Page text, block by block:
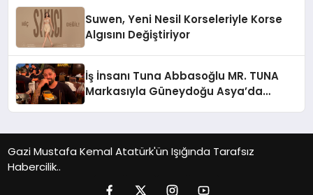
Suwen, Yeni Nesil Korseleriyle Korse
Algısını Değiştiriyor
İş İnsanı Tuna Abbasoğlu MR. TUNA
Markasıyla Güneydoğu Asya’da
Gazi Mustafa Kemal Atatürk'ün Işığında Tarafsız
Habercilik..